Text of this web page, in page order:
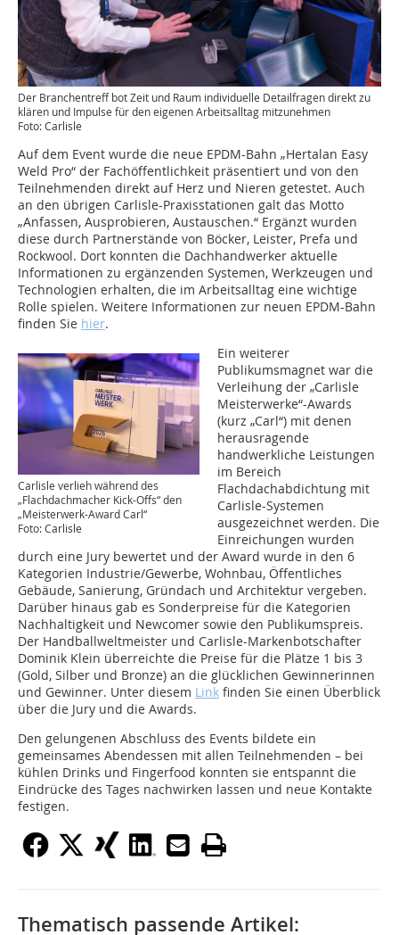
Der Branchentreff bot Zeit und Raum individuelle Detailfragen direkt zu
klären und Impulse für den eigenen Arbeitsalltag mitzunehmen
Foto: Carlisle
Auf dem Event wurde die neue EPDM-Bahn „Hertalan Easy
Weld Pro“ der Fachöffentlichkeit präsentiert und von den
Teilnehmenden direkt auf Herz und Nieren getestet. Auch
an den übrigen Carlisle-Praxisstationen galt das Motto
„Anfassen, Ausprobieren, Austauschen.“ Ergänzt wurden
diese durch Partnerstände von Böcker, Leister, Prefa und
Rockwool. Dort konnten die Dachhandwerker aktuelle
Informationen zu ergänzenden Systemen, Werkzeugen und
Technologien erhalten, die im Arbeitsalltag eine wichtige
Rolle spielen. Weitere Informationen zur neuen EPDM-Bahn
finden Sie hier.
Carlisle verlieh während des
„Flachdachmacher Kick-Offs“ den
„Meisterwerk-Award Carl“
Foto: Carlisle
Ein weiterer
Publikumsmagnet war die
Verleihung der „Carlisle
Meisterwerke“-Awards
(kurz „Carl“) mit denen
herausragende
handwerkliche Leistungen
im Bereich
Flachdachabdichtung mit
Carlisle-Systemen
ausgezeichnet werden. Die
Einreichungen wurden
durch eine Jury bewertet und der Award wurde in den 6
Kategorien Industrie/Gewerbe, Wohnbau, Öffentliches
Gebäude, Sanierung, Gründach und Architektur vergeben.
Darüber hinaus gab es Sonderpreise für die Kategorien
Nachhaltigkeit und Newcomer sowie den Publikumspreis.
Der Handballweltmeister und Carlisle-Markenbotschafter
Dominik Klein überreichte die Preise für die Plätze 1 bis 3
(Gold, Silber und Bronze) an die glücklichen Gewinnerinnen
und Gewinner. Unter diesem Link finden Sie einen Überblick
über die Jury und die Awards.
Den gelungenen Abschluss des Events bildete ein
gemeinsames Abendessen mit allen Teilnehmenden – bei
kühlen Drinks und Fingerfood konnten sie entspannt die
Eindrücke des Tages nachwirken lassen und neue Kontakte
festigen.
Thematisch passende Artikel: